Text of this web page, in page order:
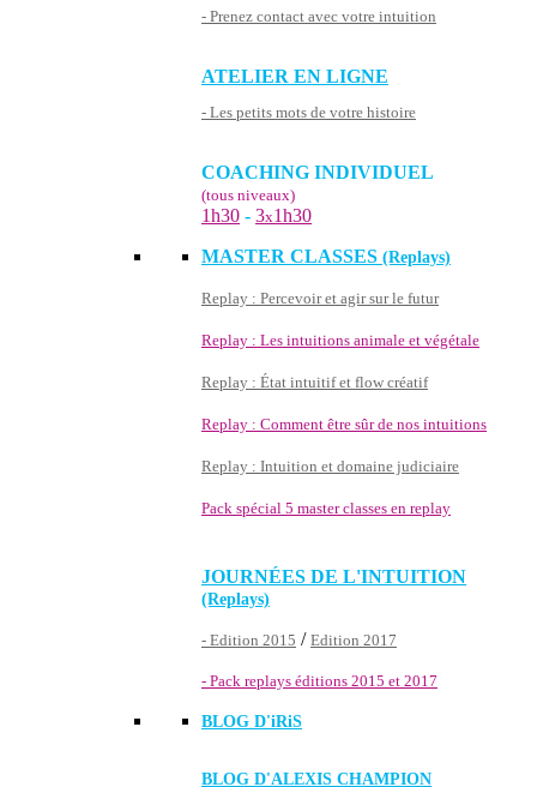
- Prenez contact avec votre intuition
ATELIER EN LIGNE
- Les petits mots de votre histoire
COACHING INDIVIDUEL
(tous niveaux)
1h30 - 3x1h30
MASTER CLASSES (Replays)
Replay : Percevoir et agir sur le futur
Replay : Les intuitions animale et végétale
Replay : État intuitif et flow créatif
Replay : Comment être sûr de nos intuitions
Replay : Intuition et domaine judiciaire
Pack spécial 5 master classes en replay
JOURNÉES DE L'INTUITION
(Replays)
- Edition 2015 / Edition 2017
- Pack replays éditions 2015 et 2017
BLOG D'iRiS
BLOG D'ALEXIS CHAMPION